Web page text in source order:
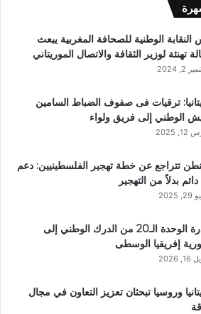
النقابة الوطنية للصحافة المغربية يبعث
تهنئة لوزير الثقافة والاتصال الموريتاني
2024
ترقيات فى صفوف الضباط السامين
الوطني إلى فريق ولواء
2025
تتراجع عن خطة تهجير الفلسطينيين: دعم
بدلاً من التهجير
مغادرة الوحدة الـ20 من الدرك الوطني إلى
إفريقيا الوسطى
2026
وروسيا تبحثان تعزيز التعاون في مجال